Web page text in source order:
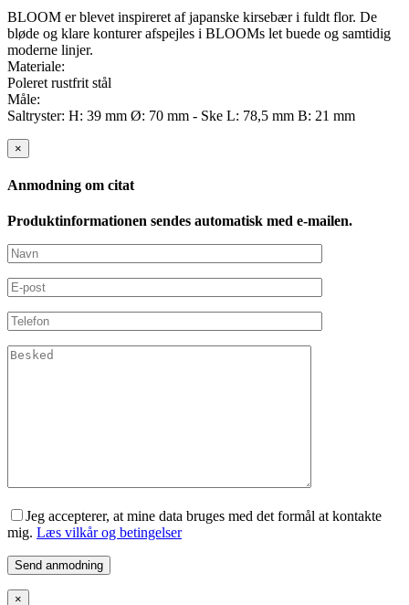
BLOOM er blevet inspireret af japanske kirsebær i fuldt flor. De
bløde og klare konturer afspejles i BLOOMs let buede og samtidig
moderne linjer.
Materiale:
Poleret rustfrit stål
Måle:
Saltryster: H: 39 mm Ø: 70 mm - Ske L: 78,5 mm B: 21 mm
×
Anmodning om citat
Produktinformationen sendes automatisk med e-mailen.
Jeg accepterer, at mine data bruges med det formål at kontakte
mig. Læs vilkår og betingelser
×